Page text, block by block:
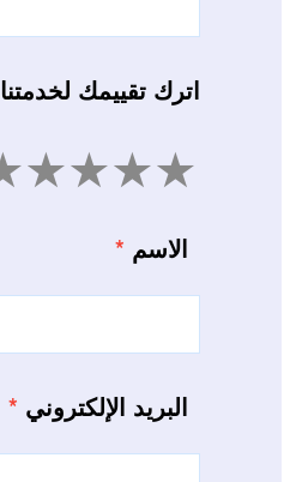
اترك تقييمك لخدمتنا
4 3 2 1
الاسم *
البريد الإلكتروني *